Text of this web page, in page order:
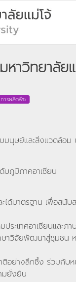
าวิทยาลัย
ารผลิตพืช
นุษย์และสิ่งแวดล้
บภูมิภาคอาเซียน
าตรฐาน เพื่อสนับ
ะเทศอาเซียนและภา
วิจัยพัฒนาสู่ชุมชน
อย่างลึกซึ้ง ร่วมกับ
มยั่งยืน